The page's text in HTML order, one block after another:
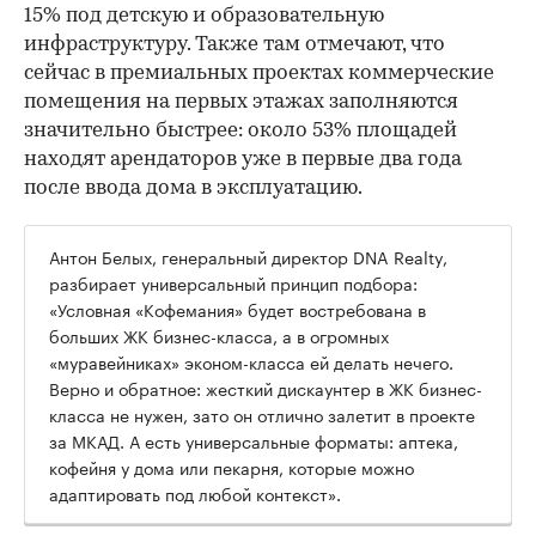
15% под детскую и образовательную
инфраструктуру. Также там отмечают, что
сейчас в премиальных проектах коммерческие
помещения на первых этажах заполняются
значительно быстрее: около 53% площадей
находят арендаторов уже в первые два года
после ввода дома в эксплуатацию.
Антон Белых, генеральный директор DNA Realty,
разбирает универсальный принцип подбора:
«Условная «Кофемания» будет востребована в
больших ЖК бизнес-класса, а в огромных
«муравейниках» эконом-класса ей делать нечего.
Верно и обратное: жесткий дискаунтер в ЖК бизнес-
класса не нужен, зато он отлично залетит в проекте
за МКАД. А есть универсальные форматы: аптека,
кофейня у дома или пекарня, которые можно
адаптировать под любой контекст».